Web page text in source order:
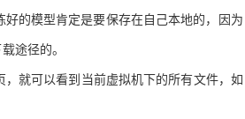
的模型肯定是要保存在自己本地的，因
途径的。
就可以看到当前虚拟机下的所有文件，如